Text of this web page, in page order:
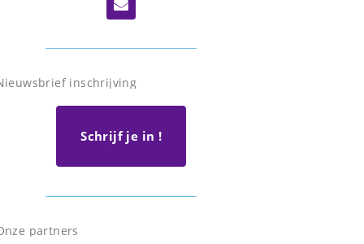
inschrijving
Schrijf je in !
partners